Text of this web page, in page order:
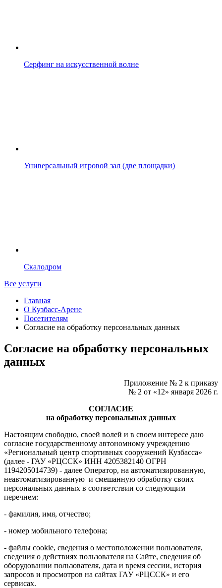
Серфинг на искусственной волне
Универсальный игровой зал (две площадки)
Скалодром
Все услуги
Главная
О Кузбасс-Арене
Посетителям
Согласие на обработку персональных данных
Согласие на обработку персональных
данных
Приложение № 2 к приказу
№ 2 от «12» января 2026 г.
СОГЛАСИЕ
на обработку персональных данных
Настоящим свободно, своей волей и в своем интересе даю
согласие государственному автономному учреждению
«Региональный центр спортивных сооружений Кузбасса»
(далее - ГАУ «РЦССК» ИНН 4205382140 ОГРН
1194205014739) - далее Оператор, на автоматизированную,
неавтоматизированную и смешанную обработку своих
персональных данных в соответствии со следующим
перечнем:
- фамилия, имя, отчество;
- номер мобильного телефона;
- файлы cookie, сведения о местоположении пользователя,
сведения о действиях пользователя на Сайте, сведения об
оборудовании пользователя, дата и время сессии, история
запросов и просмотров на сайтах ГАУ «РЦССК» и его
сервисах.